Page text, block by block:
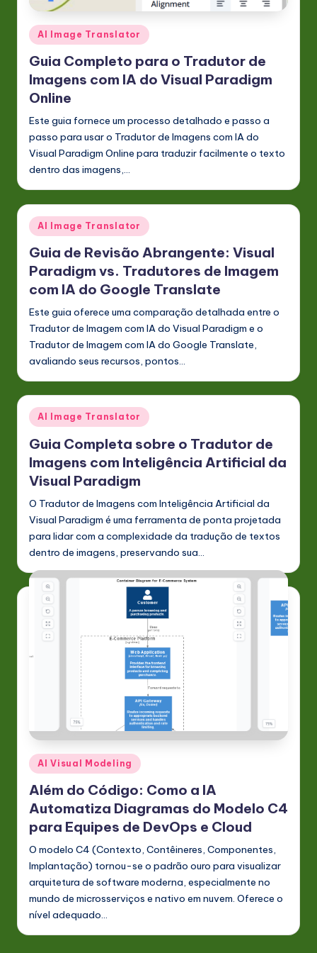
Posted
in
AI Image Translator
Guia Completo para o Tradutor de
Imagens com IA do Visual Paradigm
Online
Este guia fornece um processo detalhado e passo a
passo para usar o Tradutor de Imagens com IA do
Visual Paradigm Online para traduzir facilmente o texto
dentro das imagens,…
Posted
in
AI Image Translator
Guia de Revisão Abrangente: Visual
Paradigm vs. Tradutores de Imagem
com IA do Google Translate
Este guia oferece uma comparação detalhada entre o
Tradutor de Imagem com IA do Visual Paradigm e o
Tradutor de Imagem com IA do Google Translate,
avaliando seus recursos, pontos…
Posted
in
AI Image Translator
Guia Completa sobre o Tradutor de
Imagens com Inteligência Artificial da
Visual Paradigm
O Tradutor de Imagens com Inteligência Artificial da
Visual Paradigm é uma ferramenta de ponta projetada
para lidar com a complexidade da tradução de textos
dentro de imagens, preservando sua…
Posted
in
AI Visual Modeling
Além do Código: Como a IA
Automatiza Diagramas do Modelo C4
para Equipes de DevOps e Cloud
O modelo C4 (Contexto, Contêineres, Componentes,
Implantação) tornou-se o padrão ouro para visualizar
arquitetura de software moderna, especialmente no
mundo de microsserviços e nativo em nuvem. Oferece o
nível adequado…